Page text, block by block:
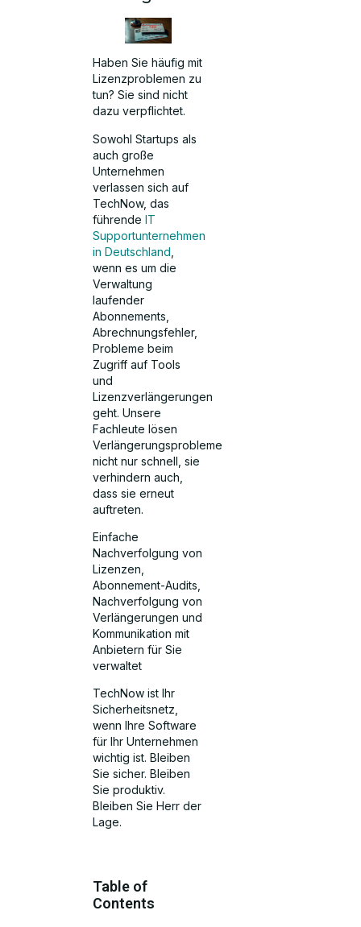
Haben Sie häufig mit
Lizenzproblemen zu
tun? Sie sind nicht
dazu verpflichtet.
Sowohl Startups als
auch große
Unternehmen
verlassen sich auf
TechNow, das
führendeIT
Supportunternehmen
in Deutschland
wenn es um die
Verwaltung
laufender
Abonnements,
Abrechnungsfehler,
Probleme beim
Zugriff auf Tools
und
Lizenzverlängerungen
geht. Unsere
Fachleute lösen
Verlängerungsprobleme
nicht nur schnell, sie
verhindern auch,
dass sie erneut
auftreten.
Einfache
Nachverfolgung von
Lizenzen,
Abonnement-Audits,
Nachverfolgung von
Verlängerungen und
Kommunikation mit
Anbietern für Sie
verwaltet
TechNow ist Ihr
Sicherheitsnetz,
wenn Ihre Software
für Ihr Unternehmen
wichtig ist. Bleiben
Sie sicher. Bleiben
Sie produktiv.
Bleiben Sie Herr der
Lage.
Table of
Contents